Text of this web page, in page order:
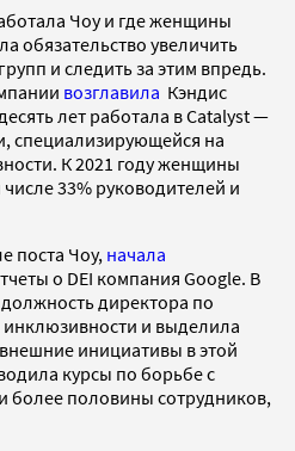
Чоу и где женщины
обязательство увеличить
и следить за этим впредь.
возглавила Кэндис
лет работала в Catalyst —
специализирующейся на
К 2021 году женщины
33% руководителей и
поста Чоу, начала
о DEI компания Google. В
должность директора по
и выделила
инициативы в этой
курсы по борьбе с
более половины сотрудников,